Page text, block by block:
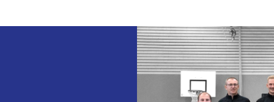
Bild